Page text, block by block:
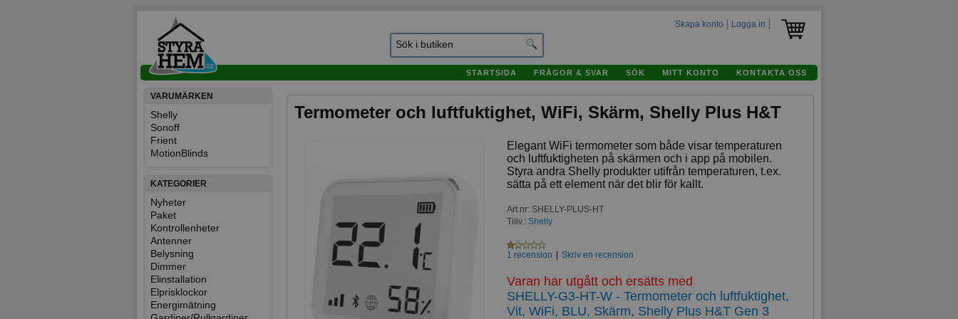
Skapa konto Logga in
STARTSIDA FRÅGOR & SVAR SÖK MITT KONTO KONTAKTA OSS
VARUMÄRKEN
Shelly
Sonoff
Frient
MotionBlinds
KATEGORIER
Nyheter
Paket
Kontrollenheter
Antenner
Belysning
Dimmer
Elinstallation
Elprisklockor
Energimätning
Termometer och luftfuktighet, WiFi, Skärm, Shelly Plus H&T
Elegant WiFi termometer som både visar temperaturen
och luftfuktigheten på skärmen och i app på mobilen.
Styra andra Shelly produkter utifrån temperaturen, t.ex.
sätta på ett element när det blir för kallt.
Art.nr: SHELLY-PLUS-HT
Tillv.: Shelly
1 recension Skriv en recension
Varan har utgått och ersätts med
SHELLY-G3-HT-W - Termometer och luftfuktighet,
Vit, WiFi, BLU, Skärm, Shelly Plus H&T Gen 3